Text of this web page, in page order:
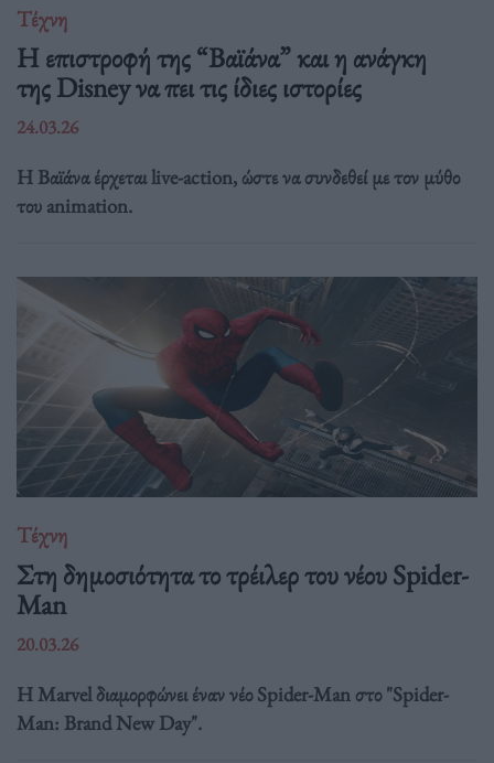
Τέχνη
Η επιστροφή της “Βαϊάνα” και η ανάγκη
της Disney να πει τις ίδιες ιστορίες
24.03.26
Η Βαϊάνα έρχεται live-action, ώστε να συνδεθεί με τον μύθο
του animation.
Τέχνη
Στη δημοσιότητα το τρέιλερ του νέου Spider-
Man
20.03.26
Η Marvel διαμορφώνει έναν νέο Spider-Man στο "Spider-
Man: Brand New Day".